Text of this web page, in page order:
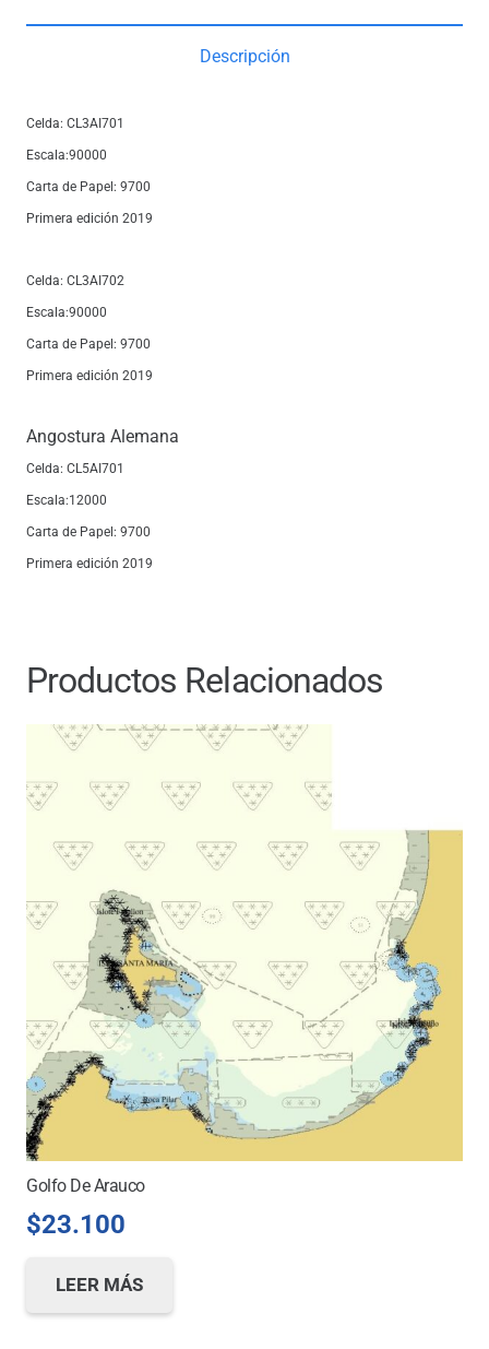
Descripción
Celda: CL3AI701
Escala:90000
Carta de Papel: 9700
Primera edición 2019
Celda: CL3AI702
Escala:90000
Carta de Papel: 9700
Primera edición 2019
Angostura Alemana
Celda: CL5AI701
Escala:12000
Carta de Papel: 9700
Primera edición 2019
Productos Relacionados
Golfo De Arauco
$23.100
LEER MÁS